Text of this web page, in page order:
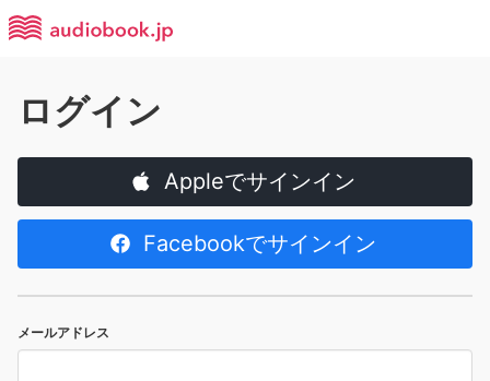
ログイン
Appleでサインイン
Facebookでサインイン
メールアドレス